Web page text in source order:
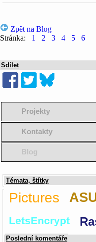
Zpět na Blog
Stránka:
1 2 3 4 5 6
Sdílet
Projekty
Kontakty
Blog
Témata, štítky
Pictures
LetsEncrypt
Poslední komentáře